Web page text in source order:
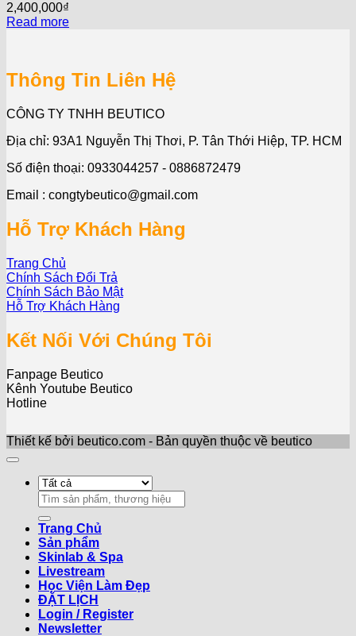
2,400,000₫
Read more
Thông Tin Liên Hệ
CÔNG TY TNHH BEUTICO
Địa chỉ: 93A1 Nguyễn Thị Thơi, P. Tân Thới Hiệp, TP. HCM
Số điện thoại: 0933044257 - 0886872479
Email : congtybeutico@gmail.com
Hỗ Trợ Khách Hàng
Trang Chủ
Chính Sách Đổi Trả
Chính Sách Bảo Mật
Hỗ Trợ Khách Hàng
Kết Nối Với Chúng Tôi
Fanpage Beutico
Kênh Youtube Beutico
Hotline
Thiết kế bởi beutico.com - Bản quyền thuộc về beutico
Search
for:
Trang Chủ
Sản phẩm
Skinlab & Spa
Livestream
Học Viện Làm Đẹp
ĐẶT LỊCH
Login / Register
Newsletter